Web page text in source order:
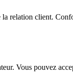
relation client.
Vous pouvez